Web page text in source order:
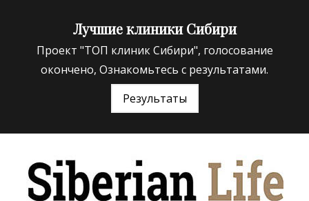
Лучшие клиники Сибири
Проект "ТОП клиник Сибири", голосование
окончено, Ознакомьтесь с результатами.
Результаты
«Siberian Life»